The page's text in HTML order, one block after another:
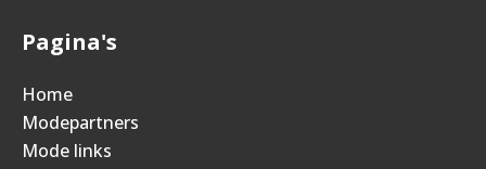
Pagina's
Home
Modepartners
Mode links